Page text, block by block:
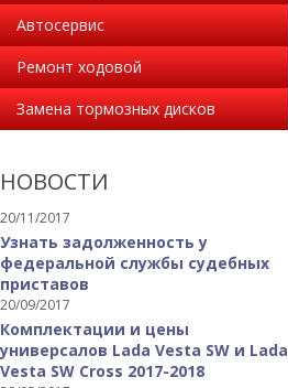
Автосервис
Ремонт ходовой
Замена тормозных дисков
НОВОСТИ
20/11/2017
Узнать задолженность у
федеральной службы судебных
приставов
20/09/2017
Комплектации и цены
универсалов Lada Vesta SW и Lada
Vesta SW Cross 2017-2018